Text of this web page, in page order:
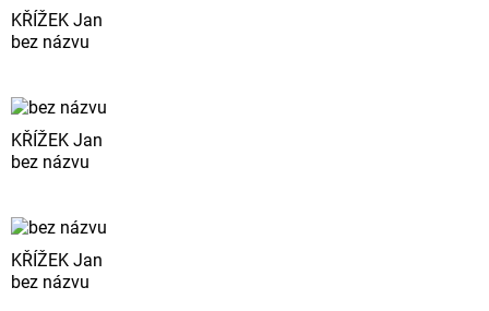
KŘÍŽEK Jan
bez názvu
KŘÍŽEK Jan
bez názvu
KŘÍŽEK Jan
bez názvu